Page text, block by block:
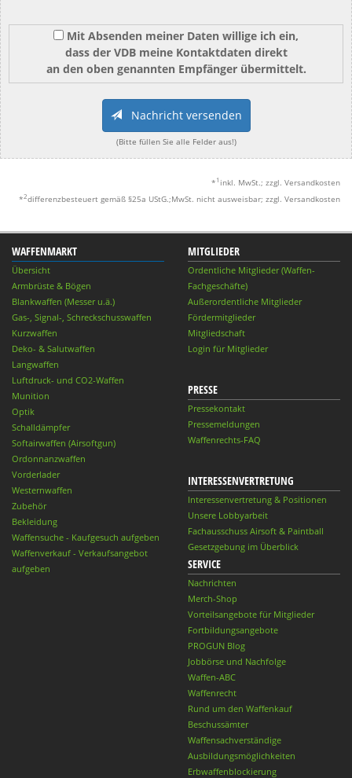
Mit Absenden meiner Daten willige ich ein,
dass der VDB meine Kontaktdaten direkt
an den oben genannten Empfänger übermittelt.
Nachricht versenden
(Bitte füllen Sie alle Felder aus!)
* 1 inkl. MwSt.; zzgl. Versandkosten
*2differenzbesteuert gemäß §25a UStG.;MwSt. nicht ausweisbar; zzgl. Versandkosten
WAFFENMARKT
Übersicht
Armbrüste & Bögen
Blankwaffen (Messer u.ä.)
Gas-, Signal-, Schreckschusswaffen
Kurzwaffen
Deko- & Salutwaffen
Langwaffen
Luftdruck- und CO2-Waffen
Munition
Optik
Schalldämpfer
Softairwaffen (Airsoftgun)
Ordonnanzwaffen
Vorderlader
Westernwaffen
Zubehör
Bekleidung
Waffensuche - Kaufgesuch aufgeben
Waffenverkauf - Verkaufsangebot
aufgeben
MITGLIEDER
Ordentliche Mitglieder (Waffen-
Fachgeschäfte)
Außerordentliche Mitglieder
Fördermitglieder
Mitgliedschaft
Login für Mitglieder
PRESSE
Pressekontakt
Pressemeldungen
Waffenrechts-FAQ
INTERESSENVERTRETUNG
Interessenvertretung & Positionen
Unsere Lobbyarbeit
Fachausschuss Airsoft & Paintball
Gesetzgebung im Überblick
SERVICE
Nachrichten
Merch-Shop
Vorteilsangebote für Mitglieder
Fortbildungsangebote
PROGUN Blog
Jobbörse und Nachfolge
Waffen-ABC
Waffenrecht
Rund um den Waffenkauf
Beschussämter
Waffensachverständige
Ausbildungsmöglichkeiten
Erbwaffenblockierung